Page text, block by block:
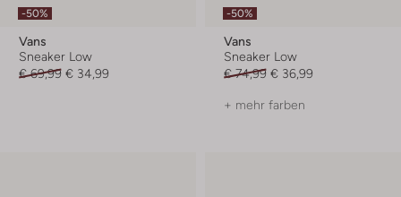
-50%
Vans
Sneaker Low
€ 69,99 € 34,99
-50%
Vans
Sneaker Low
€ 74,99 € 36,99
+ mehr farben